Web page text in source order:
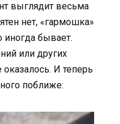
выглядит весьма
нет, «гармошка»
иногда бывает.
или других
оказалось. И теперь
поближе: